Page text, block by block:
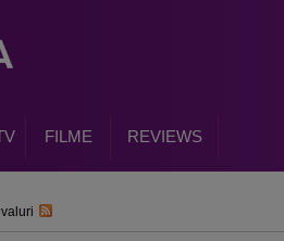
FILME REVIEWS